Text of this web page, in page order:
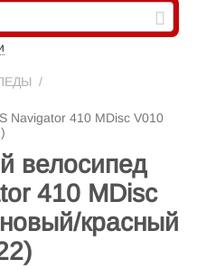
/
Navigator 410 MDisc V010
велосипед
410 MDisc
красный